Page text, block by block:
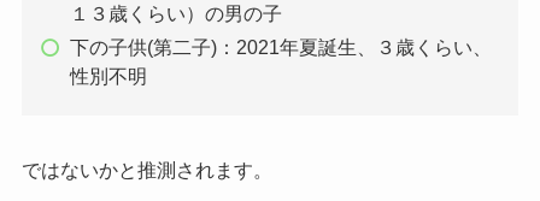
１３歳くらい）の男の子
下の子供(第二子)：2021年夏誕生、３歳くらい、
性別不明
ではないかと推測されます。